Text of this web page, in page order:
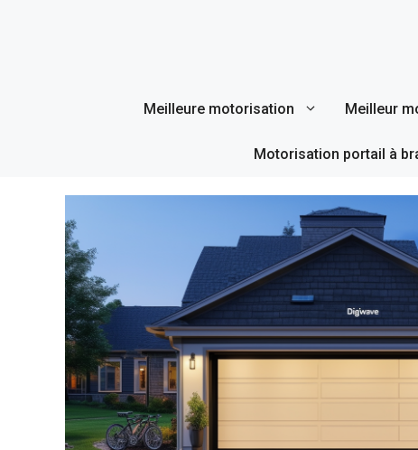
Meilleure motorisation Meilleur
Motorisation portail à